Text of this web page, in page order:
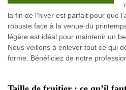
la fin de l'hiver est parfait pour que
robuste face à la venue du
légère est idéal pour maintenir un
Nous veillons à enlever tout ce qui
forme. Bénéficiez de notre